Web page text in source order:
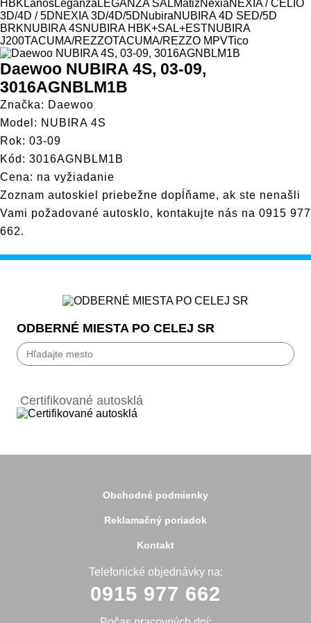
Model
HBK LanosLeganza LEGANZA SALMatizNexiaNEXIA / CELIO
3D/4D / 5DNEXIA 3D/4D/5DNubiraNUBIRA 4D SED/5D
BRKNUBIRA 4SNUBIRA HBK+SAL+ESTNUBIRA
J200TACUMA/REZZOTACUMA/REZZO MPVTico
Daewoo NUBIRA 4S, 03-09,
3016AGNBLM1B
Značka: Daewoo
Model: NUBIRA 4S
Rok: 03-09
Kód: 3016AGNBLM1B
Cena: na vyžiadanie
Zoznam autoskiel priebežne dopĺňame, ak ste nenašli
Vami požadované autosklo, kontakujte nás na 0915 977
662.
ODBERNÉ MIESTA PO CELEJ SR
Bardejov
Beluša
Čadca
Certifikované autosklá
Obchodné podmienky
Reklamačný poriadok
Kontakt
Telefonické objednávky na:
0915 977 662